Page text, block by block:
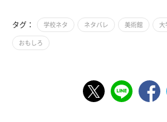
タグ： 学校ネタ ネタバレ 美術館 大
おもしろ